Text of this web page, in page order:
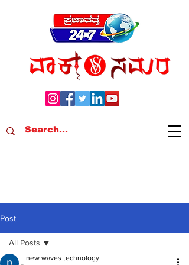
Post
All Posts
new waves technology